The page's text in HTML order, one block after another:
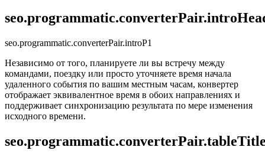
seo.programmatic.converterPair.introP1
Независимо от того, планируете ли вы встречу между
командами, поездку или просто уточняете время начала
удаленного события по вашим местным часам, конвертер
отображает эквивалентное время в обоих направлениях и
поддерживает синхронизацию результата по мере изменения
исходного времени.